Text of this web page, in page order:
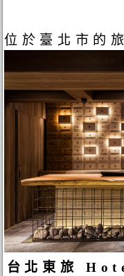
位於臺北市的
台北東旅